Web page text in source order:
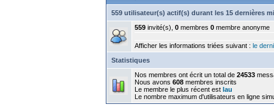
559 utilisateur(s) actif(s) durant les 15 dernières
559 invité(s), 0 membres 0 membre anonyme
Afficher les informations triées suivant : le
Statistiques
Nos membres ont écrit un total de 24533
Nous avons 608 membres inscrits
Le membre le plus récent est lau
Le nombre maximum d'utilisateurs en ligne